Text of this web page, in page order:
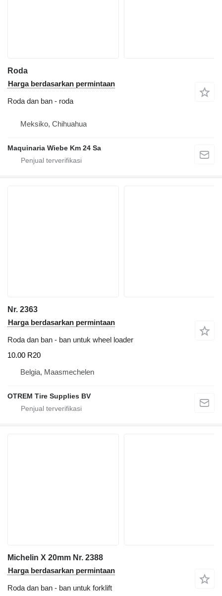
Roda
Harga berdasarkan permintaan
Roda dan ban - roda
Meksiko, Chihuahua
Maquinaria Wiebe Km 24 Sa
Nr. 2363
Harga berdasarkan permintaan
Roda dan ban - ban untuk wheel loader
10.00 R20
Belgia, Maasmechelen
OTREM Tire Supplies BV
Michelin X 20mm Nr. 2388
Harga berdasarkan permintaan
Roda dan ban - ban untuk forklift